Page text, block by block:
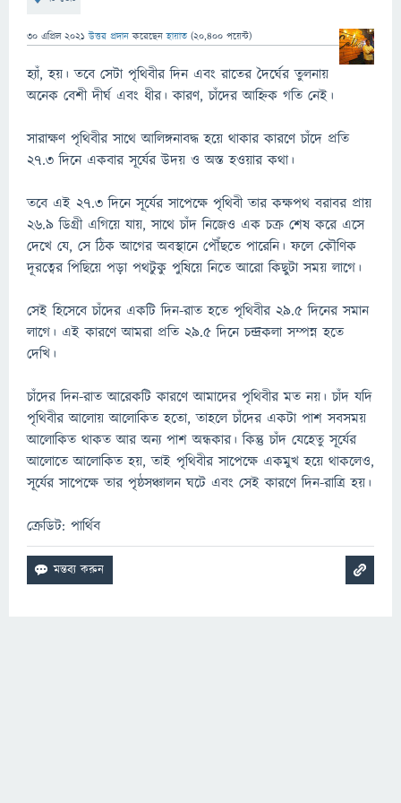
30 এপ্রিল 2021 উত্তর প্রদান করেছেনহায়াত (20,400 পয়েন্ট)
হ্যাঁ, হয়। তবে সেটা পৃথিবীর দিন এবং রাতের দৈর্ঘের তুলনায়
অনেক বেশী দীর্ঘ এবং ধীর। কারণ, চাঁদের আহ্নিক গতি নেই।
সারাক্ষণ পৃথিবীর সাথে আলিঙ্গনাবদ্ধ হয়ে থাকার কারণে চাঁদে প্রতি
২৭.৩ দিনে একবার সূর্যের উদয় ও অস্ত হওয়ার কথা।
তবে এই ২৭.৩ দিনে সূর্যের সাপেক্ষে পৃথিবী তার কক্ষপথ বরাবর প্রায়
২৬.৯ ডিগ্রী এগিয়ে যায়, সাথে চাঁদ নিজেও এক চক্র শেষ করে এসে
দেখে যে, সে ঠিক আগের অবস্থানে পৌঁছতে পারেনি। ফলে কৌণিক
দূরত্বের পিছিয়ে পড়া পথটুকু পুষিয়ে নিতে আরো কিছুটা সময় লাগে।
সেই হিসেবে চাঁদের একটি দিন-রাত হতে পৃথিবীর ২৯.৫ দিনের সমান
লাগে। এই কারণে আমরা প্রতি ২৯.৫ দিনে চন্দ্রকলা সম্পন্ন হতে
দেখি।
চাঁদের দিন-রাত আরেকটি কারণে আমাদের পৃথিবীর মত নয়। চাঁদ যদি
পৃথিবীর আলোয় আলোকিত হতো, তাহলে চাঁদের একটা পাশ সবসময়
আলোকিত থাকত আর অন্য পাশ অন্ধকার। কিন্তু চাঁদ যেহেতু সূর্যের
আলোতে আলোকিত হয়, তাই পৃথিবীর সাপেক্ষে একমুখ হয়ে থাকলেও,
সূর্যের সাপেক্ষে তার পৃষ্ঠসঞ্চালন ঘটে এবং সেই কারণে দিন-রাত্রি হয়।
ক্রেডিট: পার্থিব